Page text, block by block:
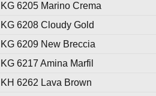
KG 6205 Marino Crema
KG 6208 Cloudy Gold
KG 6209 New Breccia
KG 6217 Amina Marfil
KH 6262 Lava Brown